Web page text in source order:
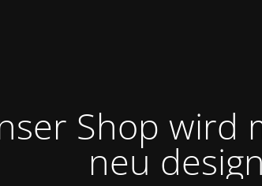
Shop wird
neu